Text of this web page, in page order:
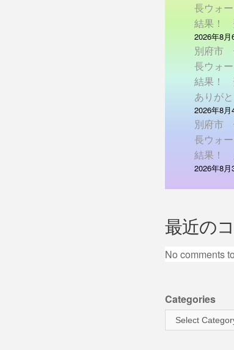
長ウォ
結果！
2026年8月
別府市
長ウォ
結果！
ありがと
2026年8月
別府市
長ウォ
結果！
2026年8月
最近の
No comments
Categories